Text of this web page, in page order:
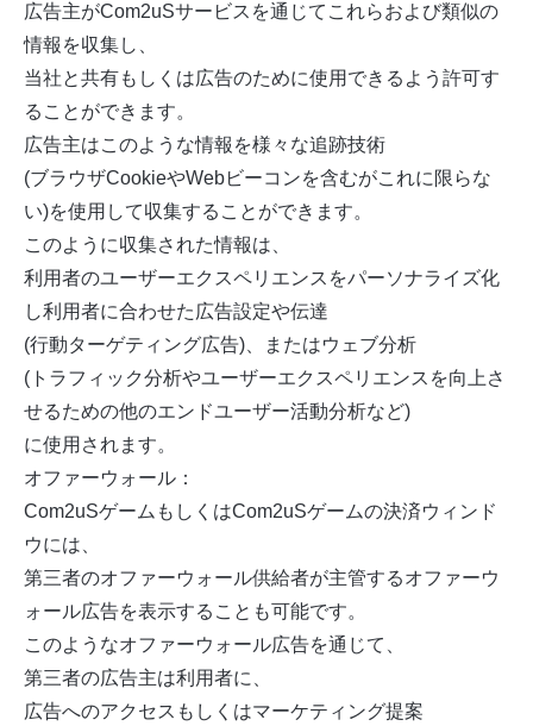
広告主がCom2uSサービスを通じてこれらおよび類似の
情報を収集し、
当社と共有もしくは広告のために使用できるよう許可す
ることができます。
広告主はこのような情報を様々な追跡技術
(ブラウザCookieやWebビーコンを含むがこれに限らな
い)を使用して収集することができます。
このように収集された情報は、
利用者のユーザーエクスペリエンスをパーソナライズ化
し利用者に合わせた広告設定や伝達
(行動ターゲティング広告)、またはウェブ分析
(トラフィック分析やユーザーエクスペリエンスを向上さ
せるための他のエンドユーザー活動分析など)
に使用されます。
オファーウォール：
Com2uSゲームもしくはCom2uSゲームの決済ウィンド
ウには、
第三者のオファーウォール供給者が主管するオファーウ
ォール広告を表示することも可能です。
このようなオファーウォール広告を通じて、
第三者の広告主は利用者に、
広告へのアクセスもしくはマーケティング提案